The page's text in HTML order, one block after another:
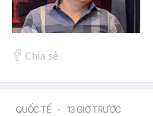
Chia sẻ
QUỐC TẾ - 13 GIỜ TRƯỚC